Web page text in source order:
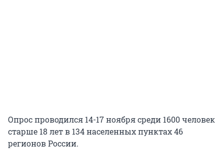
Опрос проводился 14-17 ноября среди 1600 человек
старше 18 лет в 134 населенных пунктах 46
регионов России.